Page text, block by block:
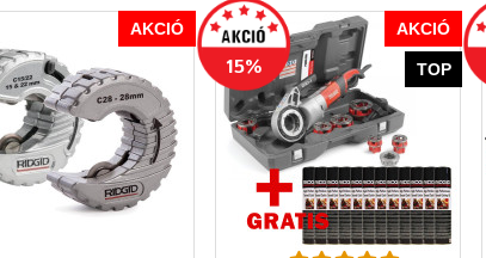
AKCIÓ
15%
AKCIÓ
TOP